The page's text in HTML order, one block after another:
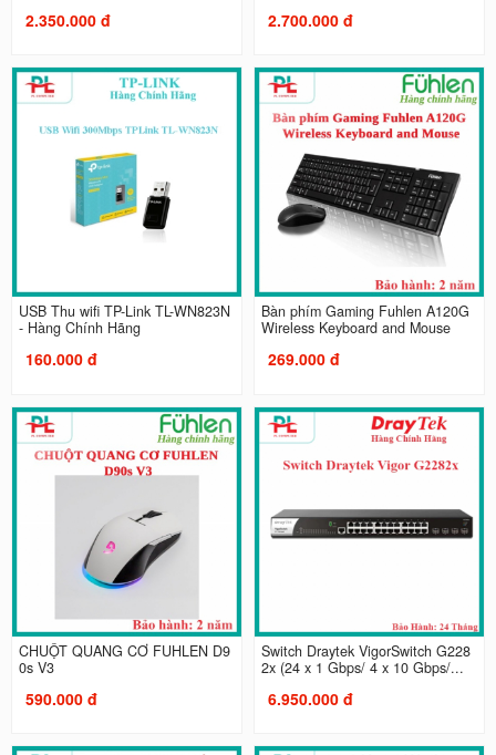
2.350.000 đ 2.700.000 đ
USB Thu wifi TP-Link TL-WN823N
- Hàng Chính Hãng
160.000 đ
Bàn phím Gaming Fuhlen A120G
Wireless Keyboard and Mouse
269.000 đ
CHUỘT QUANG CƠ FUHLEN D9
0s V3
590.000 đ
Switch Draytek VigorSwitch G228
2x (24 x 1 Gbps/ 4 x 10 Gbps/...
6.950.000 đ